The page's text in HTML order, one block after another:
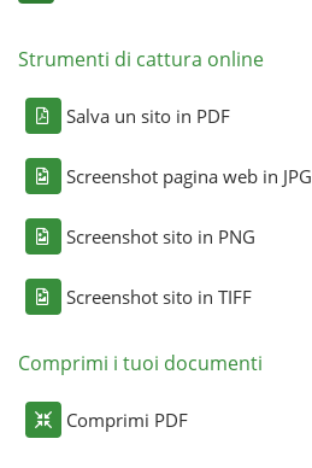
Strumenti di cattura online
Salva un sito in PDF
Screenshot pagina web in JPG
Screenshot sito in PNG
Screenshot sito in TIFF
Comprimi i tuoi documenti
Comprimi PDF